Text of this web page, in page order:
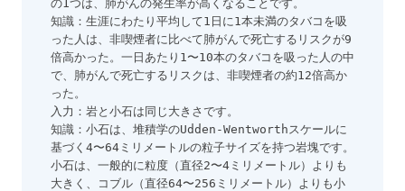
の1つは、肺がんの発生率が高くなることです。
知識：生涯にわたり平均して1日に1本未満のタバコを吸
った人は、非喫煙者に比べて肺がんで死亡するリスクが9
倍高かった。一日あたり1〜10本のタバコを吸った人の中
で、肺がんで死亡するリスクは、非喫煙者の約12倍高か
った。
入力：岩と小石は同じ大きさです。
知識：小石は、堆積学のUdden-Wentworthスケールに
基づく4〜64ミリメートルの粒子サイズを持つ岩塊です。
小石は、一般的に粒度（直径2〜4ミリメートル）よりも
大きく、コブル（直径64〜256ミリメートル）よりも小